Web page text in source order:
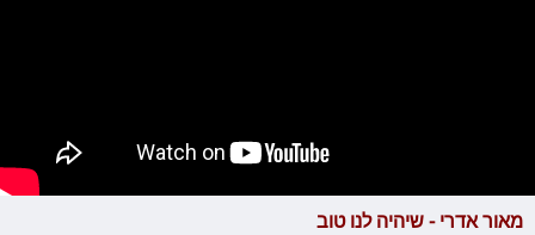
מאור אדרי - שיהיה לנו טוב